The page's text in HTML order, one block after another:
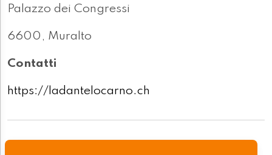
Palazzo dei Congressi
6600, Muralto
Contatti
https://ladantelocarno.ch